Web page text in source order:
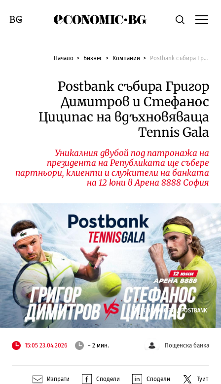
Economic.bgТърсене
Смяна на език
Начало Бизнес Компании Postbank събира Григор Димитров и Стефанос Циципас на вдъхновяваща Tennis Gala
Postbank събира Григор
Димитров и Стефанос
Циципас на вдъхновяваща
Tennis Gala
Уникалния двубой под патронажа на
президента на Републиката ще събере
партньори, клиенти и служители на банката
на 12 юни в Арена 8888 София
© ECONOMIC.BG /POSTBANK
15:05 23.04.2026 ~ 2 мин. Пощенска банка
Изпрати Сподели Сподели Туит